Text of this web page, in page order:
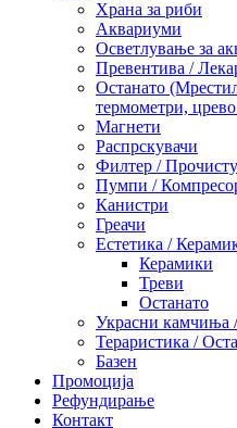
Храна за риби
Аквариуми
Осветлување за
Превентива /
Останато
термометри,
Магнети
Распрскувачи
Филтер /
Пумпи /
Канистри
Греачи
Естетика /
Керамики
Треви
Останато
Украсни камчиња
Тераристика /
Базен
Промоција
Рефундирање
Контакт